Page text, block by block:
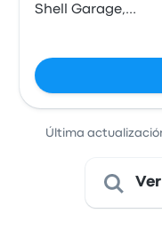
Shell Garage,
Son Road
Última